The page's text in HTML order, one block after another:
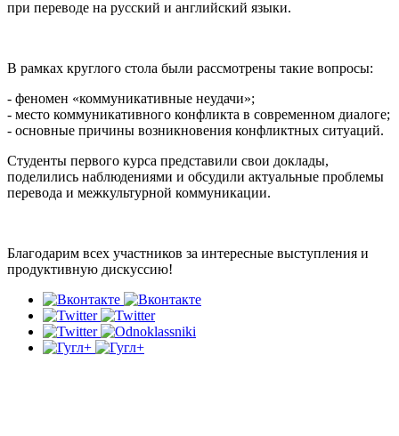
при переводе на русский и английский языки.
В рамках круглого стола были рассмотрены такие вопросы:
- феномен «коммуникативные неудачи»;
- место коммуникативного конфликта в современном диалоге;
- основные причины возникновения конфликтных ситуаций.
Студенты первого курса представили свои доклады,
поделились наблюдениями и обсудили актуальные проблемы
перевода и межкультурной коммуникации.
Благодарим всех участников за интересные выступления и
продуктивную дискуссию!